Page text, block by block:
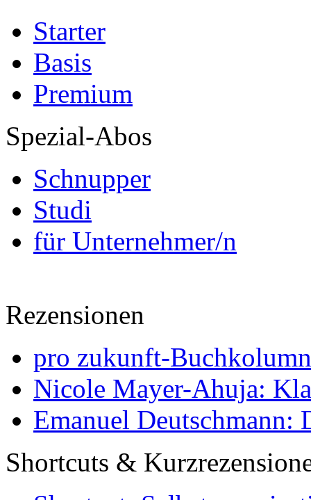
Starter
Basis
Premium
Spezial-Abos
Schnupper
Studi
für Unternehmer/n
Rezensionen
pro zukunft-
Nicole Mayer-Ahuja:
Emanuel Deutschmann:
Shortcuts &